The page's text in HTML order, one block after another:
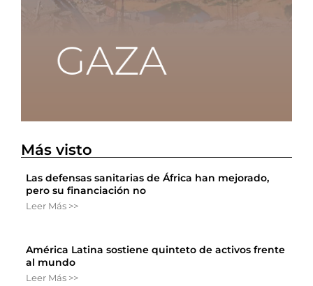
Más visto
Las defensas sanitarias de África han mejorado,
pero su financiación no
Leer Más >>
América Latina sostiene quinteto de activos frente
al mundo
Leer Más >>